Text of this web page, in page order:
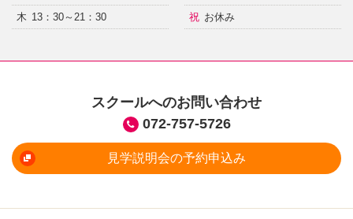
木 13：30～21：30
祝 お休み
スクールへのお問い合わせ
072-757-5726
見学説明会の予約申込み